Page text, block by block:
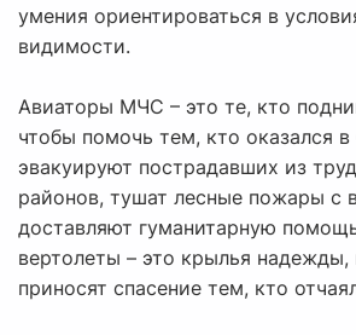
умения ориентироваться в
видимости.
Авиаторы МЧС – это те, кто
чтобы помочь тем, кто оказался
эвакуируют пострадавших из
районов, тушат лесные пожары с
доставляют гуманитарную
вертолеты – это крылья надежды,
приносят спасение тем, кто